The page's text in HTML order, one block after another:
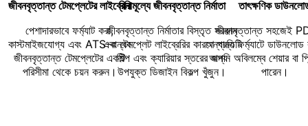
জীবনবৃত্তান্ত টেমপ্লেটের লাইব্রেরি
পেশাদারভাবে ফর্ম্যাট করা,
কাস্টমাইজযোগ্য এবং ATS-বান্ধব
জীবনবৃত্তান্ত টেমপ্লেটের একটি
পরিসীমা থেকে চয়ন করুন।
বিনামূল্যে জীবনবৃত্তান্ত নির্মাতা
জীবনবৃত্তান্ত নির্মাতার বিস্তৃত সরঞ্জাম
এবং টেমপ্লেট লাইব্রেরির কারণে প্রতিটি
শিল্প এবং ক্যারিয়ার স্তরের জন্য
উপযুক্ত ডিজাইন বিকল্প খুঁজুন।
তাৎক্ষণিক
জীবনবৃত্তান্ত সহজেই
অন্যান্য ফর্ম্যাটে
আপনি অবিলম্বে শেয়ার বা
পারেন।